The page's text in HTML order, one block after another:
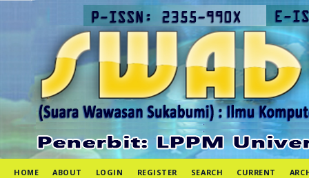
HOME ABOUT LOGIN REGISTER SEARCH CURRENT